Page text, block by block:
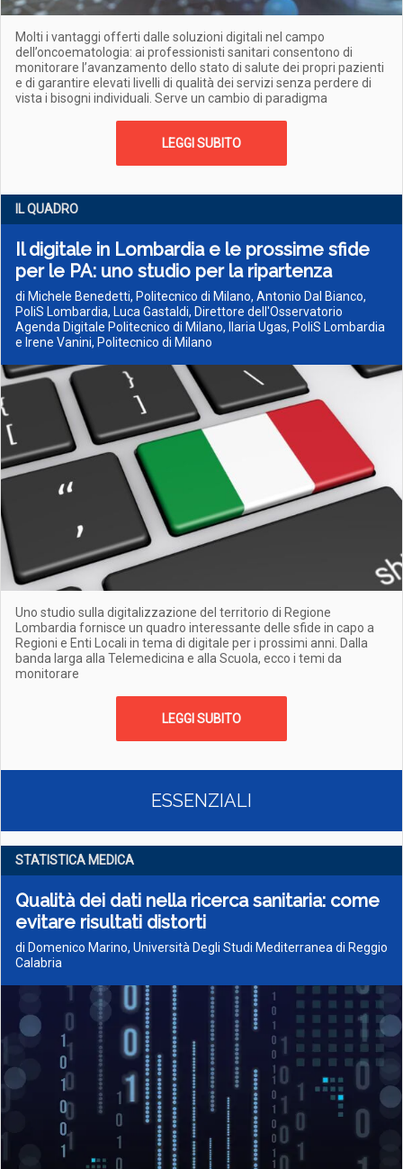
Molti i vantaggi offerti dalle soluzioni digitali nel campo
dell’oncoematologia: ai professionisti sanitari consentono di
monitorare l’avanzamento dello stato di salute dei propri pazienti
e di garantire elevati livelli di qualità dei servizi senza perdere di
vista i bisogni individuali. Serve un cambio di paradigma
LEGGI SUBITO
IL QUADRO
Il digitale in Lombardia e le prossime sfide
per le PA: uno studio per la ripartenza
di Michele Benedetti, Politecnico di Milano, Antonio Dal Bianco,
PoliS Lombardia, Luca Gastaldi, Direttore dell'Osservatorio
Agenda Digitale Politecnico di Milano, Ilaria Ugas, PoliS Lombardia
e Irene Vanini, Politecnico di Milano
Uno studio sulla digitalizzazione del territorio di Regione
Lombardia fornisce un quadro interessante delle sfide in capo a
Regioni e Enti Locali in tema di digitale per i prossimi anni. Dalla
banda larga alla Telemedicina e alla Scuola, ecco i temi da
monitorare
LEGGI SUBITO
ESSENZIALI
STATISTICA MEDICA
Qualità dei dati nella ricerca sanitaria: come
evitare risultati distorti
di Domenico Marino, Università Degli Studi Mediterranea di Reggio
Calabria